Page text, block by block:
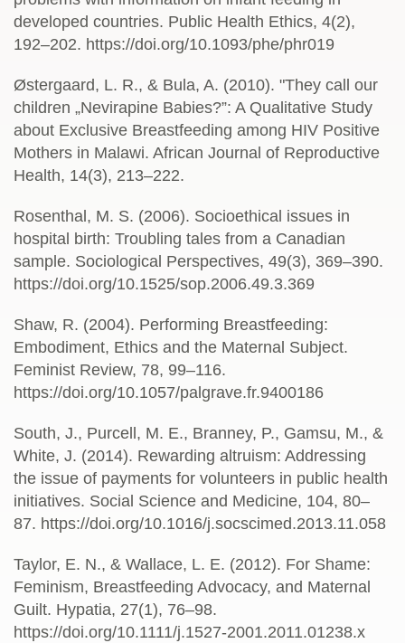
developed countries. Public Health Ethics, 4(2),
192–202. https://doi.org/10.1093/phe/phr019
Østergaard, L. R., & Bula, A. (2010). "They call our
children „Nevirapine Babies?”: A Qualitative Study
about Exclusive Breastfeeding among HIV Positive
Mothers in Malawi. African Journal of Reproductive
Health, 14(3), 213–222.
Rosenthal, M. S. (2006). Socioethical issues in
hospital birth: Troubling tales from a Canadian
sample. Sociological Perspectives, 49(3), 369–390.
https://doi.org/10.1525/sop.2006.49.3.369
Shaw, R. (2004). Performing Breastfeeding:
Embodiment, Ethics and the Maternal Subject.
Feminist Review, 78, 99–116.
https://doi.org/10.1057/palgrave.fr.9400186
South, J., Purcell, M. E., Branney, P., Gamsu, M., &
White, J. (2014). Rewarding altruism: Addressing
the issue of payments for volunteers in public health
initiatives. Social Science and Medicine, 104, 80–
87. https://doi.org/10.1016/j.socscimed.2013.11.058
Taylor, E. N., & Wallace, L. E. (2012). For Shame:
Feminism, Breastfeeding Advocacy, and Maternal
Guilt. Hypatia, 27(1), 76–98.
https://doi.org/10.1111/j.1527-2001.2011.01238.x